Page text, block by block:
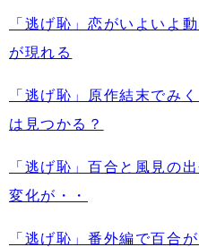
「逃げ恥」恋がいよいよ
が現れる
「逃げ恥」原作結末でみ
は見つかる？
「逃げ恥」百合と風見の
変化が・・
「逃げ恥」番外編で百合